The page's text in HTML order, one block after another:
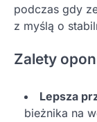
podczas gdy
z myślą o
Zalety
Lepsza
bieżnika na